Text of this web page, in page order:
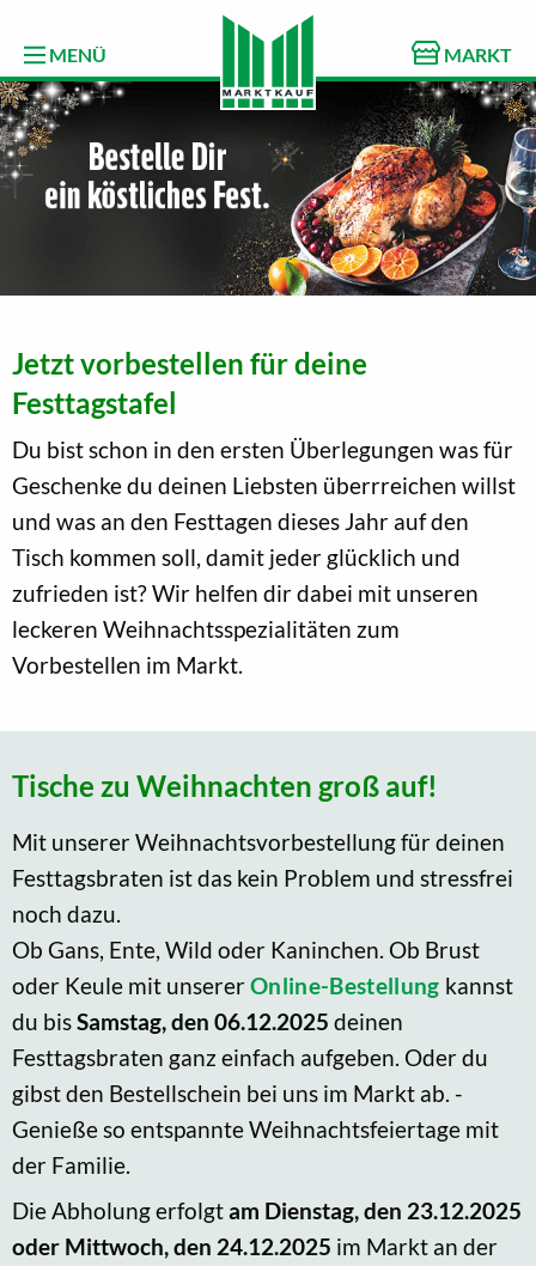
MENÜ MARKT
Jetzt vorbestellen für deine
Festtagstafel
Du bist schon in den ersten Überlegungen was für
Geschenke du deinen Liebsten überrreichen willst
und was an den Festtagen dieses Jahr auf den
Tisch kommen soll, damit jeder glücklich und
zufrieden ist? Wir helfen dir dabei mit unseren
leckeren Weihnachtsspezialitäten zum
Vorbestellen im Markt.
Tische zu Weihnachten groß auf!
Mit unserer Weihnachtsvorbestellung für deinen
Festtagsbraten ist das kein Problem und stressfrei
noch dazu.
Ob Gans, Ente, Wild oder Kaninchen. Ob Brust
oder Keule mit unsererOnline-Bestellung kannst
du bisSamstag, den 06.12.2025 deinen
Festtagsbraten ganz einfach aufgeben. Oder du
gibst den Bestellschein bei uns im Markt ab. -
Genieße so entspannte Weihnachtsfeiertage mit
der Familie.
Die Abholung erfolgtam Dienstag, den 23.12.2025
oder Mittwoch, den 24.12.2025 im Markt an der